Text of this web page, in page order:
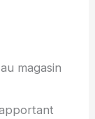
magasin